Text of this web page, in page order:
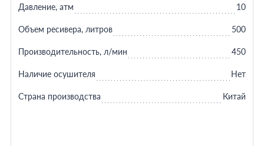
Давление, атм 10
Объем ресивера, литров 500
Производительность, л/мин 450
Наличие осушителя Нет
Страна производства Китай